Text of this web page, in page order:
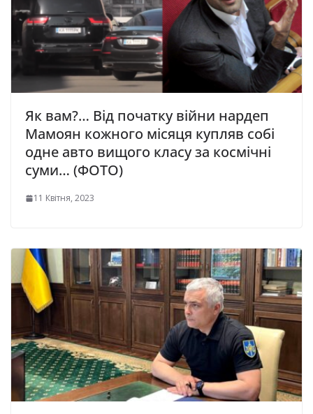
Як вам?… Від початку війни нардеп
Мамоян кожного місяця купляв собі
одне авто вищого класу за космічні
суми… (ФОТО)
11 Квітня, 2023